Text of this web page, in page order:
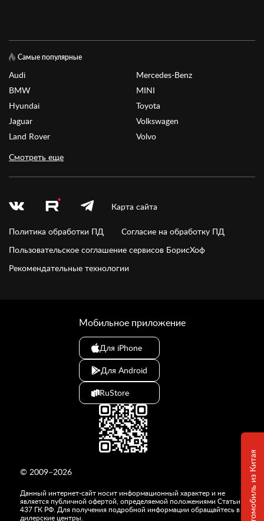
Самые популярные
Audi
BMW
Hyundai
Jaguar
Land Rover
Mercedes-Benz
MINI
Toyota
Volkswagen
Volvo
Смотреть еще
Карта сайта
Политика обработки ПД
Согласие на обработку ПД
Пользовательское соглашение сервисов БорисХоф
Рекомендательные технологии
© 2009–2026
Данный интернет-сайт носит информационный характер и не
является публичной офертой, определяемой положениями Статьи
437 ГК РФ. Для получения подробной информации обращайтесь в
дилерские центры.
Мобильное приложение
Для iPhone
Для Android
RuStore